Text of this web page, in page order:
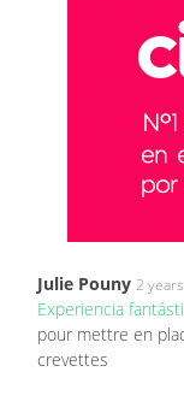
Julie Pouny 2
Experiencia
pour mettre en
crevettes